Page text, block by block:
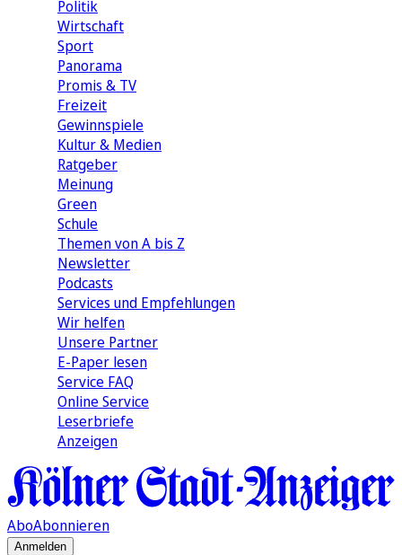
Politik
Wirtschaft
Sport
Panorama
Promis & TV
Freizeit
Gewinnspiele
Kultur & Medien
Ratgeber
Meinung
Green
Schule
Themen von A bis Z
Newsletter
Podcasts
Services und Empfehlungen
Wir helfen
Unsere Partner
E-Paper lesen
Service FAQ
Online Service
Leserbriefe
Anzeigen
AboAbonnieren
Anmelden